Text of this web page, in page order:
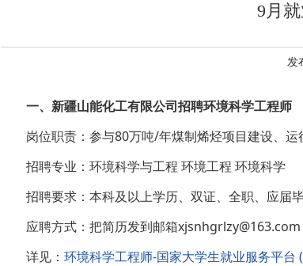
9月
发布
一、新疆山能化工有限公司招聘环境科学工程师
岗位职责：参与80万吨/年煤制烯烃项目建设、运
招聘专业：环境科学与工程 环境工程 环境科学
招聘要求：本科及以上学历、双证、全职、应届毕
应聘方式：把简历发到邮箱
详见： 环境科学工程师-国家大学生就业服务平台